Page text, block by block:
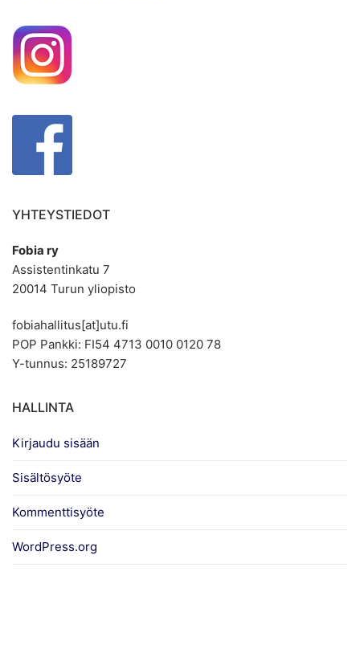
YHTEYSTIEDOT
Fobia ry
Assistentinkatu 7
20014 Turun yliopisto
fobiahallitus[at]utu.fi
POP Pankki: FI54 4713 0010 0120 78
Y-tunnus: 25189727
HALLINTA
Kirjaudu sisään
Sisältösyöte
Kommenttisyöte
WordPress.org